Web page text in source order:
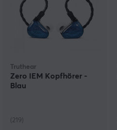
Truthear
Zero IEM Kopfhörer -
Blau
(219)